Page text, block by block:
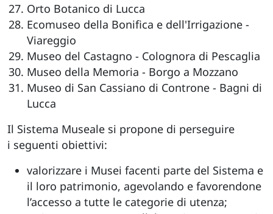
Orto Botanico di Lucca
Ecomuseo della Bonifica e dell'Irrigazione -
Viareggio
Museo del Castagno - Colognora di Pescaglia
Museo della Memoria - Borgo a Mozzano
Museo di San Cassiano di Controne - Bagni di
Lucca
Il Sistema Museale si propone di perseguire
i seguenti obiettivi:
valorizzare i Musei facenti parte del Sistema e
il loro patrimonio, agevolando e favorendone
l’accesso a tutte le categorie di utenza;